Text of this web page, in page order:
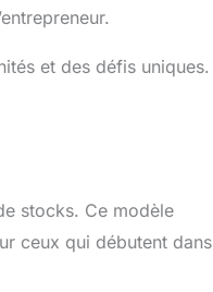
et des défis uniques.
stocks. Ce modèle
ceux qui débutent dans